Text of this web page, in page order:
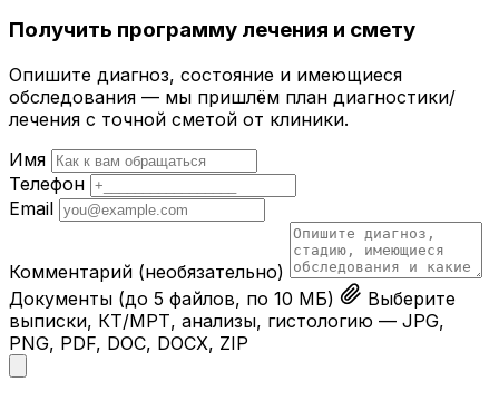
Получить программу лечения и смету
Опишите диагноз, состояние и имеющиеся
обследования — мы пришлём план диагностики/
лечения с точной сметой от клиники.
Имя
Телефон
Email
Комментарий (необязательно)
Документы (до 5 файлов, по 10 МБ)
Выберите
выписки, КТ/МРТ, анализы, гистологию — JPG,
PNG, PDF, DOC, DOCX, ZIP